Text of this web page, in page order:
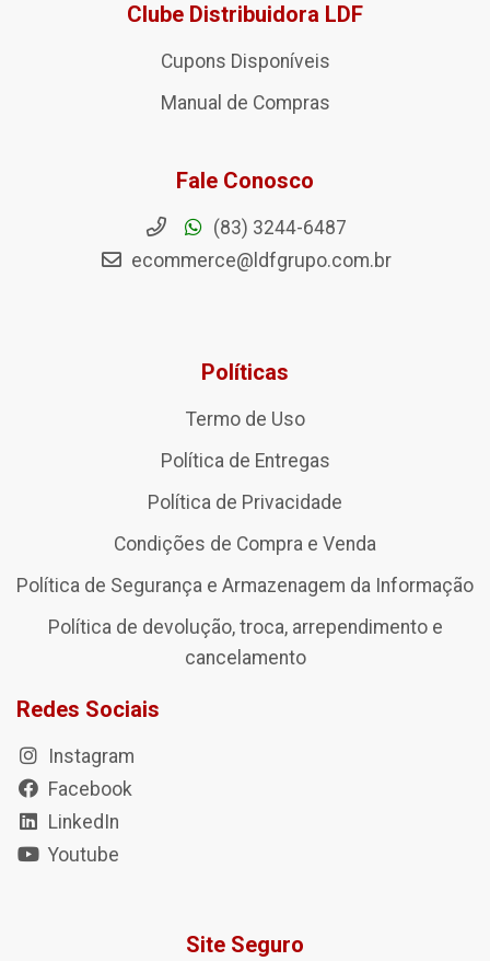
Clube Distribuidora LDF
Cupons Disponíveis
Manual de Compras
Fale Conosco
(83) 3244-6487
ecommerce@ldfgrupo.com.br
Políticas
Termo de Uso
Política de Entregas
Política de Privacidade
Condições de Compra e Venda
Política de Segurança e Armazenagem da Informação
Política de devolução, troca, arrependimento e
cancelamento
Redes Sociais
Instagram
Facebook
LinkedIn
Youtube
Site Seguro